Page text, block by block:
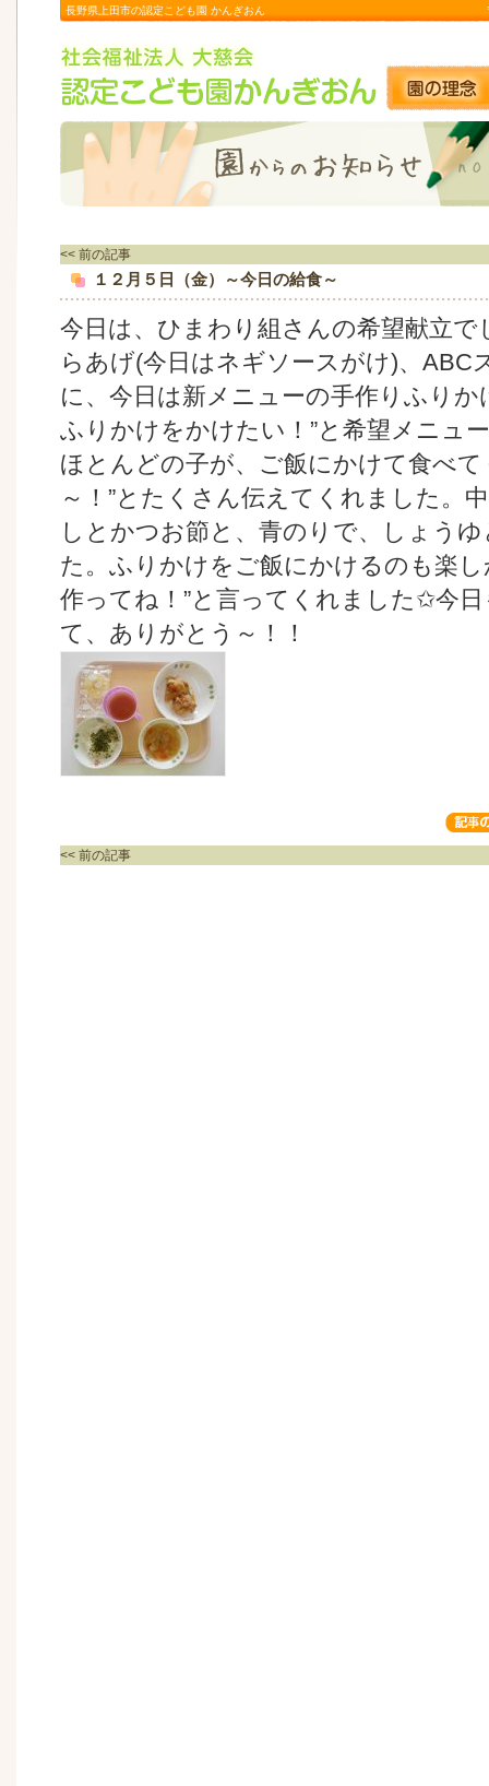
長野県上田市の認定こども園 かんぎおん
<< 前の記事
１２月５日（金）～今日の給食～
今日は、ひまわり組さんの希望献立
らあげ(今日はネギソースがけ)、ABC
に、今日は新メニューの手作りふりか
ふりかけをかけたい！”と希望メニュ
ほとんどの子が、ご飯にかけて食べて
～！”とたくさん伝えてくれました。
しとかつお節と、青のりで、しょう
た。ふりかけをご飯にかけるのも楽
作ってね！”と言ってくれました✩今
て、ありがとう～！！
<< 前の記事